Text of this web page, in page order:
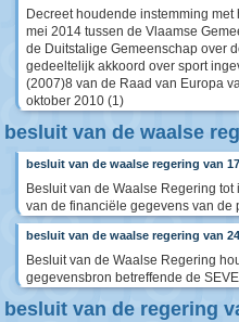
Decreet houdende instemming
mei 2014 tussen de Vlaamse
de Duitstalige Gemeenschap over
gedeeltelijk akkoord over sport
(2007)8 van de Raad van Europa
oktober 2010 (1)
besluit van de waalse
besluit van de waalse regering van
Besluit van de Waalse Regering
van de financiële gegevens van de
besluit van de waalse regering van
Besluit van de Waalse Regering
gegevensbron betreffende de
besluit van de regering